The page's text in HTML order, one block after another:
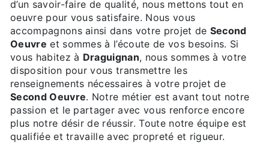
d’un savoir-faire de qualité, nous mettons tout en
oeuvre pour vous satisfaire. Nous vous
accompagnons ainsi dans votre projet de Second
Oeuvre et sommes à l’écoute de vos besoins. Si
vous habitez à Draguignan, nous sommes à votre
disposition pour vous transmettre les
renseignements nécessaires à votre projet de
Second Oeuvre. Notre métier est avant tout notre
passion et le partager avec vous renforce encore
plus notre désir de réussir. Toute notre équipe est
qualifiée et travaille avec propreté et rigueur.